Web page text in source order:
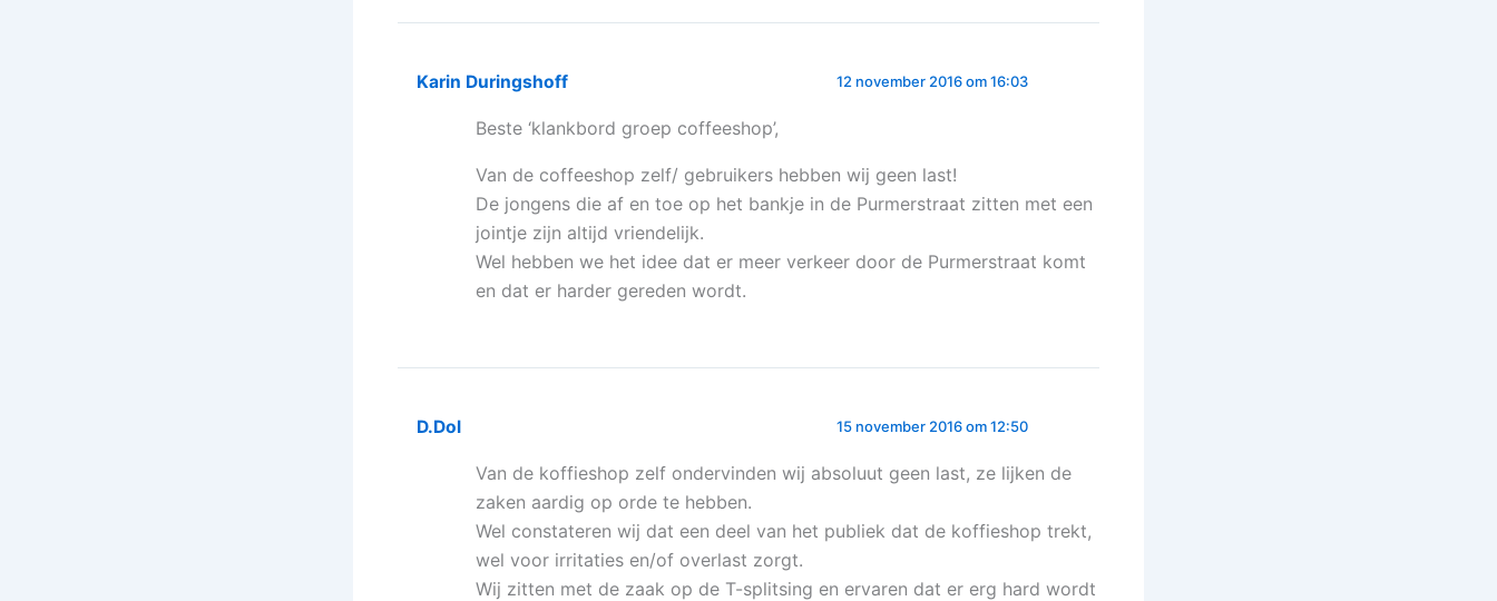
Karin Duringshoff 12 november 2016 om 16:03
Beste ‘klankbord groep coffeeshop’,
Van de coffeeshop zelf/ gebruikers hebben wij geen last!
De jongens die af en toe op het bankje in de Purmerstraat zitten met een
jointje zijn altijd vriendelijk.
Wel hebben we het idee dat er meer verkeer door de Purmerstraat komt
en dat er harder gereden wordt.
D.Dol 15 november 2016 om 12:50
Van de koffieshop zelf ondervinden wij absoluut geen last, ze lijken de
zaken aardig op orde te hebben.
Wel constateren wij dat een deel van het publiek dat de koffieshop trekt,
wel voor irritaties en/of overlast zorgt.
Wij zitten met de zaak op de T-splitsing en ervaren dat er erg hard wordt